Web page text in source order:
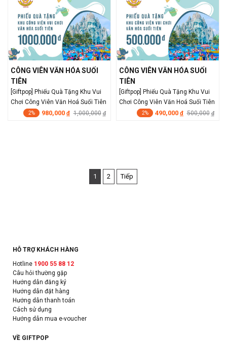
CÔNG VIÊN VĂN HÓA SUỐI
TIÊN
[Giftpop] Phiếu Quà Tặng Khu Vui
Chơi Công Viên Văn Hoá Suối Tiên
1000K
2% 980,000 đ 1,000,000 đ
CÔNG VIÊN VĂN HÓA SUỐI
TIÊN
[Giftpop] Phiếu Quà Tặng Khu Vui
Chơi Công Viên Văn Hoá Suối Tiên
2% 490,000 đ 500,000 đ
1 2 Tiếp
HỖ TRỢ KHÁCH HÀNG
Hotline 1900 55 88 12
Câu hỏi thường gặp
Hướng dẫn đăng ký
Hướng dẫn đặt hàng
Hướng dẫn thanh toán
Cách sử dụng
Hướng dẫn mua e-voucher
VỀ GIFTPOP